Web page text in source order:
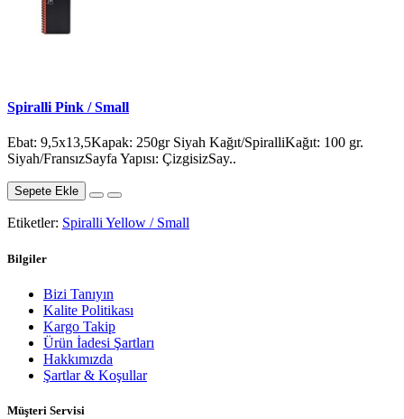
Spiralli Pink / Small
Ebat: 9,5x13,5Kapak: 250gr Siyah Kağıt/SpiralliKağıt: 100 gr.
Siyah/FransızSayfa Yapısı: ÇizgisizSay..
Sepete Ekle
Etiketler: Spiralli Yellow / Small
Bilgiler
Bizi Tanıyın
Kalite Politikası
Kargo Takip
Ürün İadesi Şartları
Hakkımızda
Şartlar & Koşullar
Müşteri Servisi